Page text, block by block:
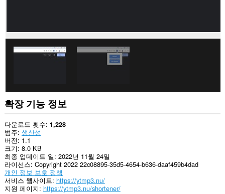
니
확장 기능 정보
다운로드 횟수 1,228
범주 생산성
버전 1.1
크기 8.0 KB
최종 업데이트 일 2022년 11월 24일
라이선스 Copyright 2022 22c08895-35d5-4654-b636-daaf459b4dad
개인 정보 보호 정책
서비스 웹사이트 https://ytmp3.nu/
지원 페이지 https://ytmp3.nu/shortener/